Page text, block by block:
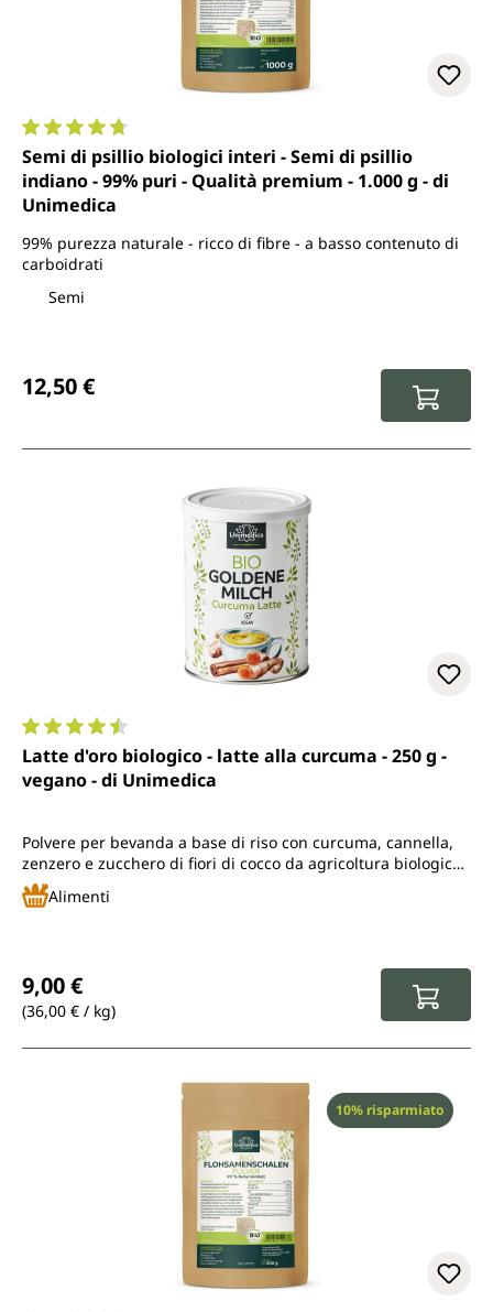
Valutazione media di 4.7 su 5 stelle
Semi di psillio biologici interi - Semi di psillio
indiano - 99% puri - Qualità premium - 1.000 g - di
Unimedica
99% purezza naturale - ricco di fibre - a basso contenuto di
carboidrati
Semi
12,50 €
Valutazione media di 4.6 su 5 stelle
Latte d'oro biologico - latte alla curcuma - 250 g -
vegano - di Unimedica
Polvere per bevanda a base di riso con curcuma, cannella,
zenzero e zucchero di fiori di cocco da agricoltura biologica
controllata
Alimenti
9,00 €
(36,00 € / kg)
Sconto
10% risparmiato